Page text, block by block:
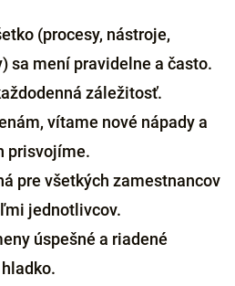
(procesy, nástroje,
sa mení pravidelne a často.
záležitosť.
vítame nové nápady a
prisvojíme.
pre všetkých zamestnancov
jednotlivcov.
úspešné a riadené